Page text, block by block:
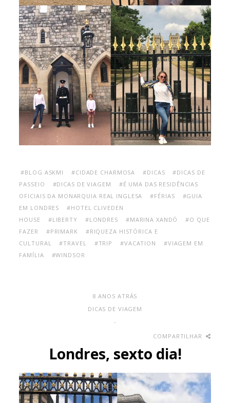
#BLOG ASKMI #CIDADE CHARMOSA #DICAS
#DICAS DE
PASSEIO
#DICAS DE VIAGEM
#É UMA DAS RESIDÊNCIAS
OFICIAIS DA MONARQUIA REAL INGLESA
#FÉRIAS
#GUIA
EM LONDRES
#HOTEL CLIVEDEN
HOUSE
#LIBERTY #LONDRES #MARINA XANDÓ
#O QUE
FAZER
#PRIMARK
#RIQUEZA HISTÓRICA E
CULTURAL
#TRAVEL #TRIP #VACATION
#VIAGEM EM
FAMÍLIA
#WINDSOR
8 ANOS ATRÁS
DICAS DE VIAGEM
-
COMPARTILHAR
Londres, sexto dia!